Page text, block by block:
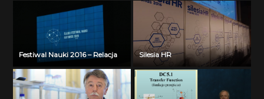
Festiwal Nauki 2016 – Relacja Silesia HR